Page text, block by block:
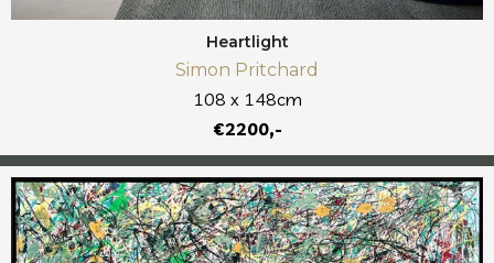
Heartlight
Simon Pritchard
108 x 148cm
€2200,-